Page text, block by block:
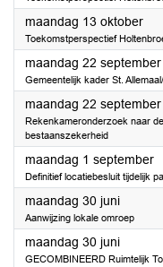
maandag 13 oktober2025
Toekomstperspectief
maandag 22 september
Gemeentelijk kader St.
maandag 22 september
Rekenkameronderzoek naar
bestaanszekerheid
maandag 1 september
Definitief locatiebesluit tijdelijk
maandag 30 juni2025
Aanwijzing lokale omroep
maandag 30 juni2025
GECOMBINEERD Ruimtelijk